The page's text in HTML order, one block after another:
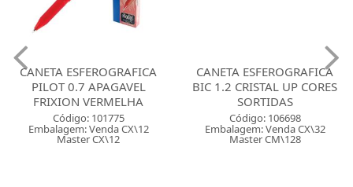
CANETA ESFEROGRAFICA
PILOT 0.7 APAGAVEL
FRIXION VERMELHA
Código: 101775
Embalagem: Venda CX\12
Master CX\12
CANETA ESFEROGRAFICA
BIC 1.2 CRISTAL UP CORES
SORTIDAS
Código: 106698
Embalagem: Venda CX\32
Master CM\128